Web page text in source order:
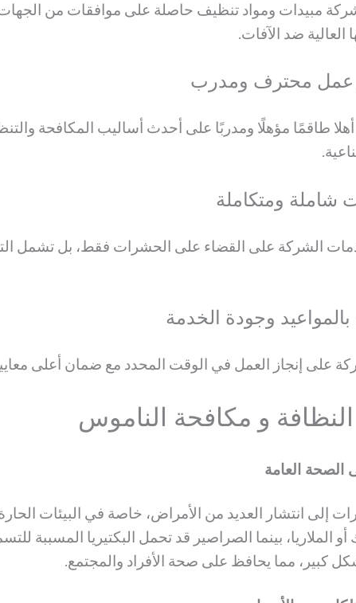
مبيدات ومواد تنظيف حاصلة على موافقات من الجهات
العالية ضد الآفات.
طاقمًا مؤهلًا ومدربًا على أحدث أساليب المكافحة
الشركة على القضاء على الحشرات فقط، بل تشمل
على إنجاز العمل في الوقت المحدد مع ضمان أعلى
و مكافحة الناموس
الصحة العامة
إلى انتشار العديد من الأمراض، خاصة في البيئات
الملاريا، بينما الصراصير قد تحمل البكتيريا المسببة
كبير، مما يحافظ على صحة الأفراد والمجتمع.